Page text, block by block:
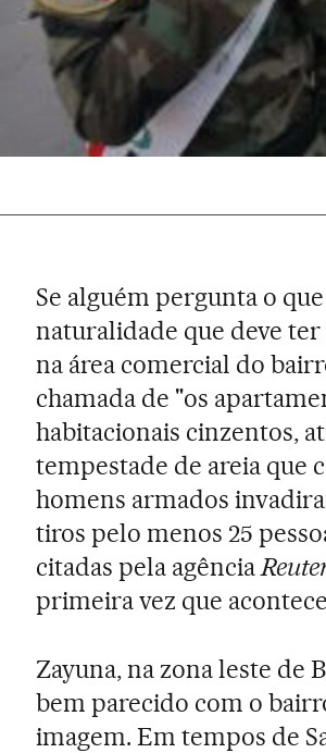
Se alguém pergunta o
naturalidade que deve
na área comercial do
chamada de "os
habitacionais cinzentos,
tempestade de areia que
homens armados
tiros pelo menos 25
citadas pela agência
primeira vez que
Zayuna, na zona leste de
bem parecido com o
imagem. Em tempos de